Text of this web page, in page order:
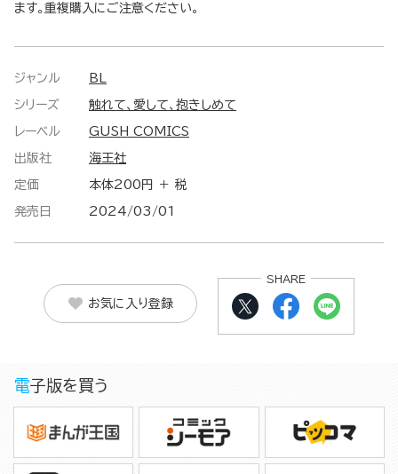
ます。重複購入にご注意ください。
ジャンル BL
シリーズ 触れて、愛して、抱きしめて
レーベル GUSH COMICS
出版社 海王社
定価 本体200円 ＋ 税
発売日 2024/03/01
お気に入り登録
SHARE
電子版を買う